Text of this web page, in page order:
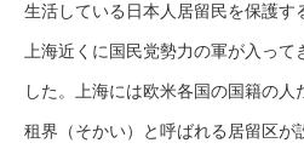
生活している日本人居留民を保護す
上海近くに国民党勢力の軍が入っ
した。上海には欧米各国の国籍の
租界（そかい）と呼ばれる居留区が